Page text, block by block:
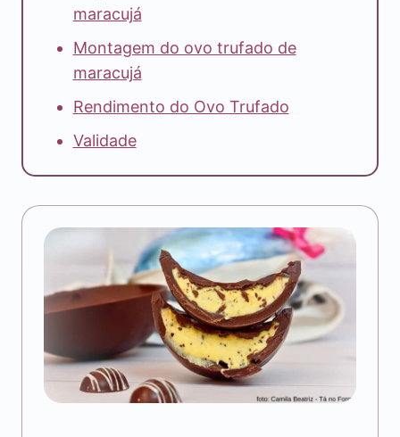
maracujá
Montagem do ovo trufado de
maracujá
Rendimento do Ovo Trufado
Validade